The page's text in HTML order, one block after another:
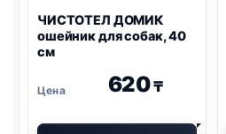
ЧИСТОТЕЛ ДОМИК
ошейник для собак, 40
см
620₸